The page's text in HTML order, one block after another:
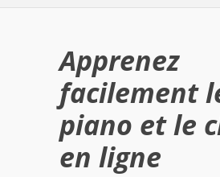
Apprenez
facilement
piano et le
en ligne